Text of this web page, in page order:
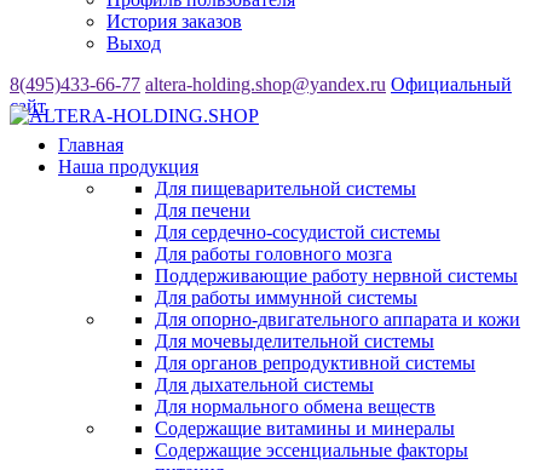
История заказов
Выход
8(495)433-66-77 altera-holding.shop@yandex.ru Официальный
сайт
Главная
Наша продукция
Для пищеварительной системы
Для печени
Для сердечно-сосудистой системы
Для работы головного мозга
Поддерживающие работу нервной системы
Для работы иммунной системы
Для опорно-двигательного аппарата и кожи
Для мочевыделительной системы
Для органов репродуктивной системы
Для дыхательной системы
Для нормального обмена веществ
Содержащие витамины и минералы
Содержащие эссенциальные факторы